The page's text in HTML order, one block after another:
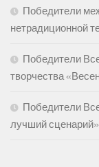
Победители
нетрадиционной
Победители
творчества
Победители
лучший сценарий»